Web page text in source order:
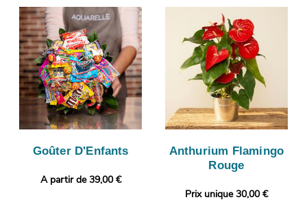
Goûter D'Enfants
A partir de 39,00 €
Anthurium Flamingo
Rouge
Prix unique 30,00 €